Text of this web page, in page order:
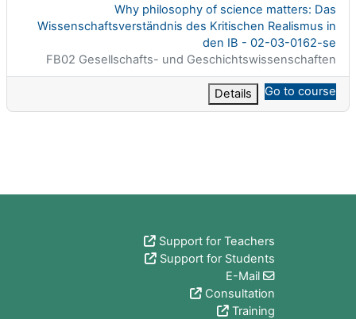
اسم المقرر
Why philosophy of science matters: Das
Wissenschaftsverständnis des Kritischen Realismus in
den IB - 02-03-0162-se
تصنيف المساق
FB02 Gesellschafts- und Geschichtswissenschaften
Go to course
Details
Support for Teachers
Support for Students
E-Mail
Consultation
Training